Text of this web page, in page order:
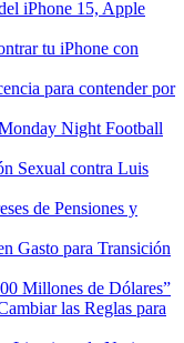
iPhone 15, Apple
tu iPhone con
para contender por
Night Football
Sexual contra Luis
de Pensiones y
Gasto para Transición
Millones de Dólares”
las Reglas para